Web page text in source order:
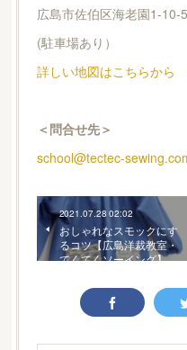
広島市佐伯区海老園1-10-
(駐車場あり）
詳しい地図はこちらから
＜問合せ先＞
school@tectec-
2021.07.28 02:02
おしゃれなスモックにす
るコツ【広島洋裁教室・
てくてくソーイング】